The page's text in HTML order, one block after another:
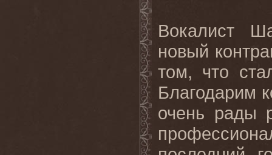
Вокалист
новый
том, что
Благодарим
очень рады